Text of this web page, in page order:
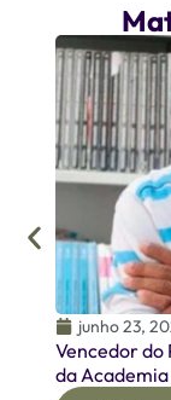
junho 23,
Vencedor do
da